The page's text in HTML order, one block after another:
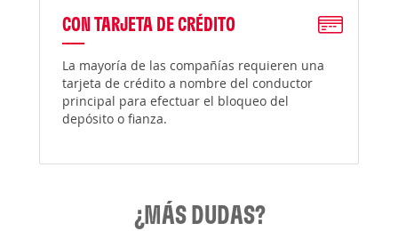
CON TARJETA DE CRÉDITO
La mayoría de las compañías requieren una
tarjeta de crédito a nombre del conductor
principal para efectuar el bloqueo del
depósito o fianza.
¿MÁS DUDAS?